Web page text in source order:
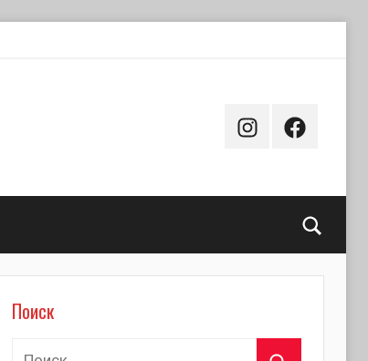
InstagramFacebook
Поиск
Найти: